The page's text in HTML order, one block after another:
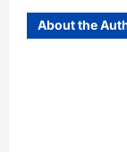
About the